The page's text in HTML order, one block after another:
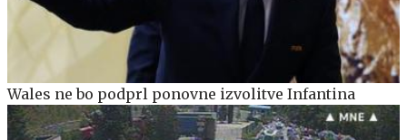
Wales ne bo podprl ponovne izvolitve Infantina